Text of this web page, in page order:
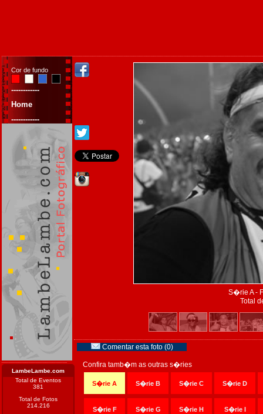
Cor de fundo
------------
Home
------------
LambeLambe.com
Total de Eventos
381
Total de Fotos
214.216
S�rie A -
Total
Comentar esta foto (0)
Confira tamb�m as outras s�ries
S�rie A S�rie B S�rie C S�rie D
S�rie F S�rie G S�rie H S�rie I